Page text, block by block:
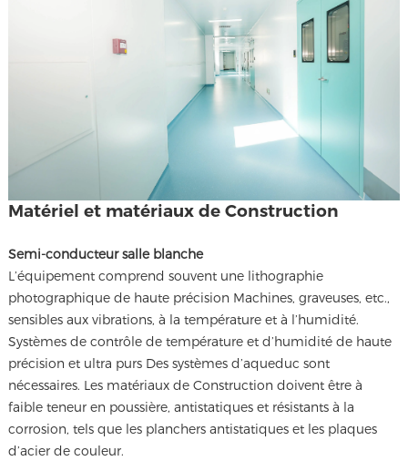
Matériel et matériaux de Construction
Semi-conducteur salle blanche
L’équipement comprend souvent une lithographie
photographique de haute précision Machines, graveuses, etc.,
sensibles aux vibrations, à la température et à l’humidité.
Systèmes de contrôle de température et d’humidité de haute
précision et ultra purs Des systèmes d’aqueduc sont
nécessaires. Les matériaux de Construction doivent être à
faible teneur en poussière, antistatiques et résistants à la
corrosion, tels que les planchers antistatiques et les plaques
d’acier de couleur.